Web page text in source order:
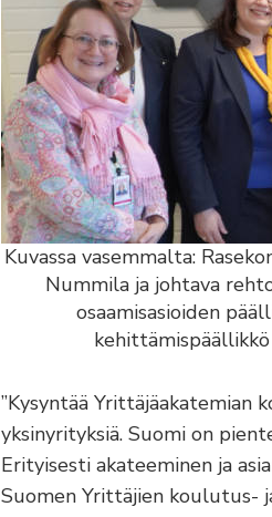
Kuvassa vasemmalta:
Nummila ja johtava
osaamisasioiden
”Kysyntää Yrittäjäakatemian
yksinyrityksiä. Suomi on
Erityisesti akateeminen ja
Suomen Yrittäjien koulutus-